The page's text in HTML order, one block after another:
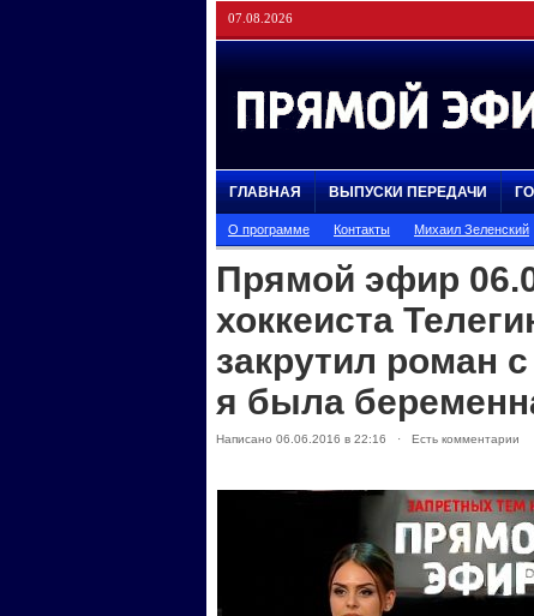
07.08.2026
ГЛАВНАЯ ВЫПУСКИ ПЕРЕДАЧИ
О программе Контакты Михаил Зеленский
Прямой эфир
хоккеиста
закрутил роман
я была
Написано 06.06.2016 в 22:16 · Есть комментарии